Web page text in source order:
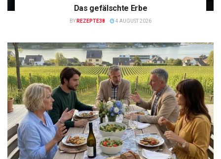
Das gefälschte Erbe
BY REZEPTE38 4 AUGUST 2026